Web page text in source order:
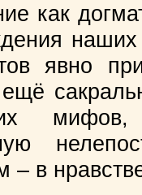
как
наших
явно
– в